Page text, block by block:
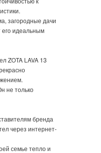
загородные дачи
его идеальным
ZOTA LAVA 13
не только
бренда
через интернет-
семье тепло и